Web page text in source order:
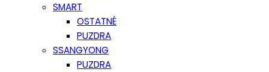
SMART
OSTATNÉ
PUZDRA
SSANGYONG
PUZDRA